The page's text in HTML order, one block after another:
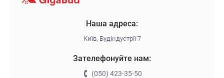
Наша адреса:
Київ, Будіндустрії 7
Зателефонуйте нам:
(050) 423-35-50